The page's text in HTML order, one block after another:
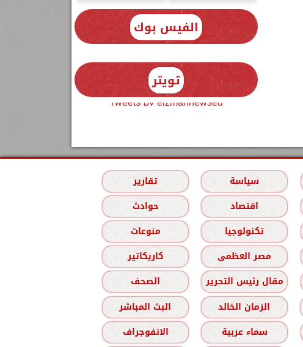
الفيس بوك
تويتر
Tweets by elzmannewseg
سياسة
تقارير
اقتصاد
حوادث
تكنولوجيا
منوعات
مصر العظمى
كاريكاتير
مقال رئيس التحرير
الصحف
الزمان الخالد
البث المباشر
سماء عربية الانفوجراف